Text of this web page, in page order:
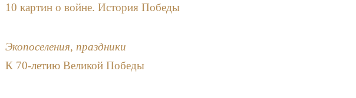
10 картин о войне. История Победы
Экопоселения, праздники
К 70-летию Великой Победы